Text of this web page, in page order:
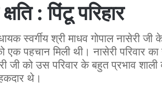
: पिंटू परिहार
स्वर्गीय श्री माधव गोपाल नासेरी
पहचान मिली थी। नासेरी परिवार
जी को उस परिवार के बहुत प्रभाव
थे।